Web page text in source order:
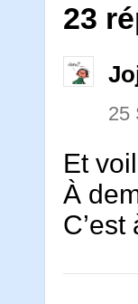
23
25
Et
À
C’est